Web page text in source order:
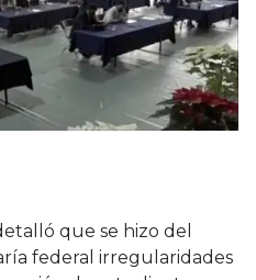
que se hizo del
federal irregularidades